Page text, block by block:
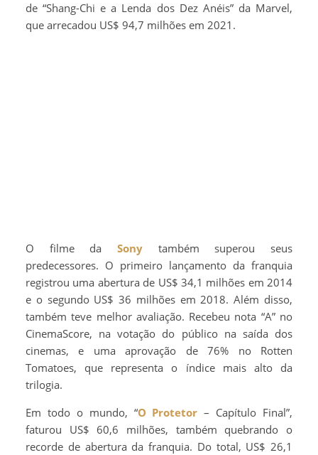
de “Shang-Chi e a Lenda dos Dez Anéis” da Marvel,
que arrecadou US$ 94,7 milhões em 2021.
O filme da Sony também superou seus
predecessores. O primeiro lançamento da franquia
registrou uma abertura de US$ 34,1 milhões em 2014
e o segundo US$ 36 milhões em 2018. Além disso,
também teve melhor avaliação. Recebeu nota “A” no
CinemaScore, na votação do público na saída dos
cinemas, e uma aprovação de 76% no Rotten
Tomatoes, que representa o índice mais alto da
trilogia.
Em todo o mundo, “O Protetor – Capítulo Final”,
faturou US$ 60,6 milhões, também quebrando o
recorde de abertura da franquia. Do total, US$ 26,1